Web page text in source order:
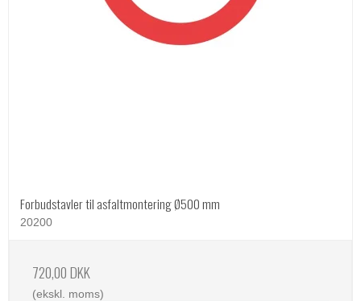
Forbudstavler til asfaltmontering Ø500 mm
20200
720,00 DKK
(ekskl. moms)